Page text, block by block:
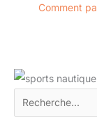
Comment